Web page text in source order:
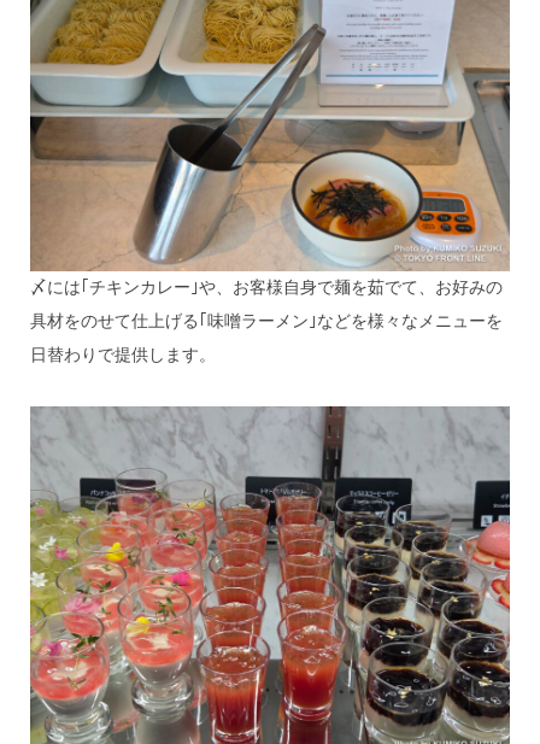
〆には｢チキンカレー｣や、お客様自身で麺を茹でて、お好みの
具材をのせて仕上げる｢味噌ラーメン｣などを様々なメニューを
日替わりで提供します。